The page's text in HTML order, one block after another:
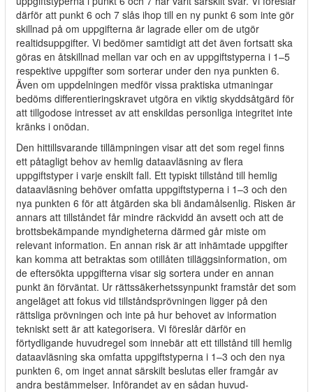
därför att punkt 6 och 7 slås ihop till en ny punkt 6 som inte gör
skillnad på om uppgifterna är lagrade eller om de utgör
realtidsuppgifter. Vi bedömer samtidigt att det även fortsatt ska
göras en åtskillnad mellan var och en av uppgiftstyperna i 1–5
respektive uppgifter som sorterar under den nya punkten 6.
Även om uppdelningen medför vissa praktiska utmaningar
bedöms differentieringskravet utgöra en viktig skyddsåtgärd för
att tillgodose intresset av att enskildas personliga integritet inte
kränks i onödan.
Den hittillsvarande tillämpningen visar att det som regel finns
ett påtagligt behov av hemlig dataavläsning av flera
uppgiftstyper i varje enskilt fall. Ett typiskt tillstånd till hemlig
dataavläsning behöver omfatta uppgiftstyperna i 1–3 och den
nya punkten 6 för att åtgärden ska bli ändamålsenlig. Risken är
annars att tillståndet får mindre räckvidd än avsett och att de
brottsbekämpande myndigheterna därmed går miste om
relevant information. En annan risk är att inhämtade uppgifter
kan komma att betraktas som otillåten tilläggsinformation, om
de eftersökta uppgifterna visar sig sortera under en annan
punkt än förväntat. Ur rättssäkerhetssynpunkt framstår det som
angeläget att fokus vid tillståndsprövningen ligger på den
rättsliga prövningen och inte på hur behovet av information
tekniskt sett är att kategorisera. Vi föreslår därför en
förtydligande huvudregel som innebär att ett tillstånd till hemlig
dataavläsning ska omfatta uppgiftstyperna i 1–3 och den nya
punkten 6, om inget annat särskilt beslutas eller framgår av
andra bestämmelser. Införandet av en sådan huvud-